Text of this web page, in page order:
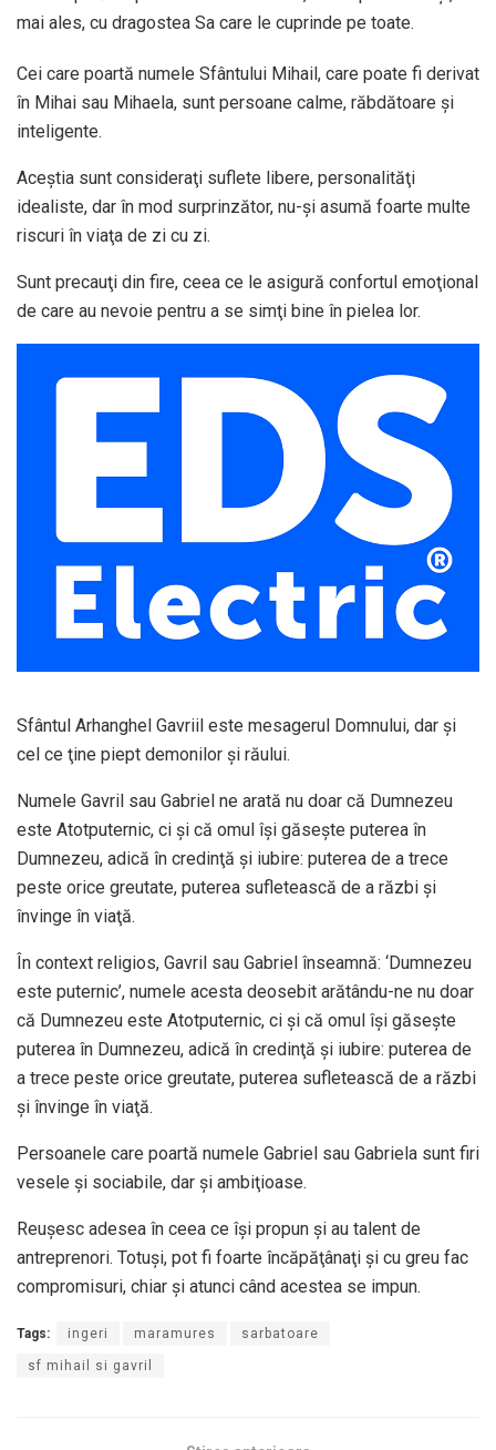
mai ales, cu dragostea Sa care le cuprinde pe toate.
Cei care poartă numele Sfântului Mihail, care poate fi derivat
în Mihai sau Mihaela, sunt persoane calme, răbdătoare şi
inteligente.
Aceştia sunt consideraţi suflete libere, personalităţi
idealiste, dar în mod surprinzător, nu-şi asumă foarte multe
riscuri în viaţa de zi cu zi.
Sunt precauţi din fire, ceea ce le asigură confortul emoţional
de care au nevoie pentru a se simţi bine în pielea lor.
Sfântul Arhanghel Gavriil este mesagerul Domnului, dar şi
cel ce ţine piept demonilor şi răului.
Numele Gavril sau Gabriel ne arată nu doar că Dumnezeu
este Atotputernic, ci şi că omul îşi găseşte puterea în
Dumnezeu, adică în credinţă şi iubire: puterea de a trece
peste orice greutate, puterea sufletească de a răzbi şi
învinge în viaţă.
În context religios, Gavril sau Gabriel înseamnă: ‘Dumnezeu
este puternic’, numele acesta deosebit arătându-ne nu doar
că Dumnezeu este Atotputernic, ci şi că omul îşi găseşte
puterea în Dumnezeu, adică în credinţă şi iubire: puterea de
a trece peste orice greutate, puterea sufletească de a răzbi
şi învinge în viaţă.
Persoanele care poartă numele Gabriel sau Gabriela sunt firi
vesele şi sociabile, dar şi ambiţioase.
Reuşesc adesea în ceea ce îşi propun şi au talent de
antreprenori. Totuşi, pot fi foarte încăpăţânaţi şi cu greu fac
compromisuri, chiar şi atunci când acestea se impun.
Tags: ingeri maramures sarbatoare
sf mihail si gavril